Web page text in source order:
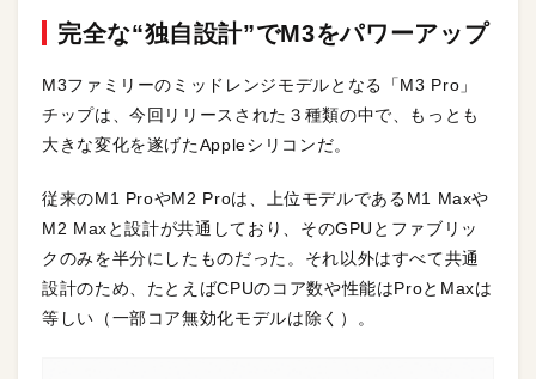
完全な“独自設計”でM3をパワーアップ
M3ファミリーのミッドレンジモデルとなる「M3 Pro」
チップは、今回リリースされた３種類の中で、もっとも
大きな変化を遂げたAppleシリコンだ。
従来のM1 ProやM2 Proは、上位モデルであるM1 Maxや
M2 Maxと設計が共通しており、そのGPUとファブリッ
クのみを半分にしたものだった。それ以外はすべて共通
設計のため、たとえばCPUのコア数や性能はProとMaxは
等しい（一部コア無効化モデルは除く）。